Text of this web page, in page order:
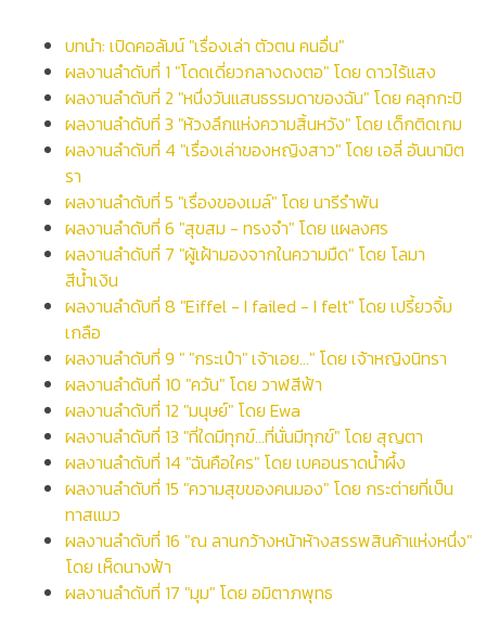
บทนำ: เปิดคอลัมน์ "เรื่องเล่า ตัวตน คนอื่น"
ผลงานลำดับที่ 1 "โดดเดี่ยวกลางดงตอ" โดย ดาวไร้แสง
ผลงานลำดับที่ 2 "หนึ่งวันแสนธรรมดาของฉัน" โดย คลุกกะปิ
ผลงานลำดับที่ 3 "ห้วงลึกแห่งความสิ้นหวัง" โดย เด็กติดเกม
ผลงานลำดับที่ 4 "เรื่องเล่าของหญิงสาว" โดย เอลี่ อันนามิต
รา
ผลงานลำดับที่ 5 "เรื่องของเมล์" โดย นารีรำพัน
ผลงานลำดับที่ 6 "สุขสม - ทรงจำ" โดย แผลงศร
ผลงานลำดับที่ 7 "ผู้เฝ้ามองจากในความมืด" โดย โลมา
สีน้ำเงิน
ผลงานลำดับที่ 8 "Eiffel - I failed - I felt" โดย เปรี้ยวจิ้ม
เกลือ
ผลงานลำดับที่ 9 " "กระเป๋า" เจ้าเอย..." โดย เจ้าหญิงนิทรา
ผลงานลำดับที่ 10 "ควัน" โดย วาฬสีฟ้า
ผลงานลำดับที่ 12 "มนุษย์" โดย Ewa
ผลงานลำดับที่ 13 "ที่ใดมีทุกข์...ที่นั่นมีทุกข์" โดย สุญตา
ผลงานลำดับที่ 14 "ฉันคือใคร" โดย เบคอนราดน้ำผึ้ง
ผลงานลำดับที่ 15 "ความสุขของคนมอง" โดย กระต่ายที่เป็น
ทาสแมว
ผลงานลำดับที่ 16 "ณ ลานกว้างหน้าห้างสรรพสินค้าแห่งหนึ่ง"
โดย เห็ดนางฟ้า
ผลงานลำดับที่ 17 "มุม" โดย อมิตาภพุทธ